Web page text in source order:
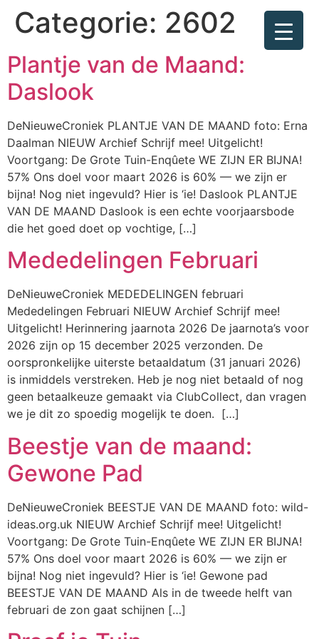
Categorie: 2602
Plantje van de Maand:
Daslook
DeNieuweCroniek PLANTJE VAN DE MAAND foto: Erna
Daalman NIEUW Archief Schrijf mee! Uitgelicht!
Voortgang: De Grote Tuin-Enqûete WE ZIJN ER BIJNA!
57% Ons doel voor maart 2026 is 60% — we zijn er
bijna! Nog niet ingevuld? Hier is ‘ie! Daslook PLANTJE
VAN DE MAAND Daslook is een echte voorjaarsbode
die het goed doet op vochtige, […]
Mededelingen Februari
DeNieuweCroniek MEDEDELINGEN februari
Mededelingen Februari NIEUW Archief Schrijf mee!
Uitgelicht! Herinnering jaarnota 2026 De jaarnota’s voor
2026 zijn op 15 december 2025 verzonden. De
oorspronkelijke uiterste betaaldatum (31 januari 2026)
is inmiddels verstreken. Heb je nog niet betaald of nog
geen betaalkeuze gemaakt via ClubCollect, dan vragen
we je dit zo spoedig mogelijk te doen. […]
Beestje van de maand:
Gewone Pad
DeNieuweCroniek BEESTJE VAN DE MAAND foto: wild-
ideas.org.uk NIEUW Archief Schrijf mee! Uitgelicht!
Voortgang: De Grote Tuin-Enqûete WE ZIJN ER BIJNA!
57% Ons doel voor maart 2026 is 60% — we zijn er
bijna! Nog niet ingevuld? Hier is ‘ie! Gewone pad
BEESTJE VAN DE MAAND Als in de tweede helft van
februari de zon gaat schijnen […]